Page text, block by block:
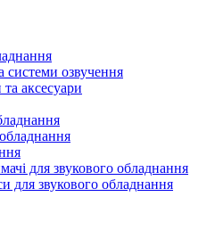
системи озвучення
аксесуари
для звукового обладнання
для звукового обладнання